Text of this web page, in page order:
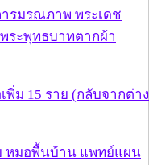
รมรณภาพ พระเดช
ระพุทธบาทตากผ้า
พิ่ม 15 ราย (กลับจากต่าง
หมอพื้นบ้าน แพทย์แผน